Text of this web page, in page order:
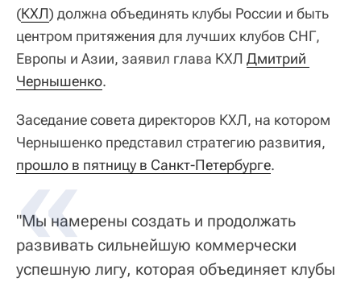
(КХЛ) должна объединять клубы России и быть
центром притяжения для лучших клубов СНГ,
Европы и Азии, заявил глава КХЛ Дмитрий
Чернышенко.
Заседание совета директоров КХЛ, на котором
Чернышенко представил стратегию развития,
прошло в пятницу в Санкт-Петербурге.
"Мы намерены создать и продолжать
развивать сильнейшую коммерчески
успешную лигу, которая объединяет клубы